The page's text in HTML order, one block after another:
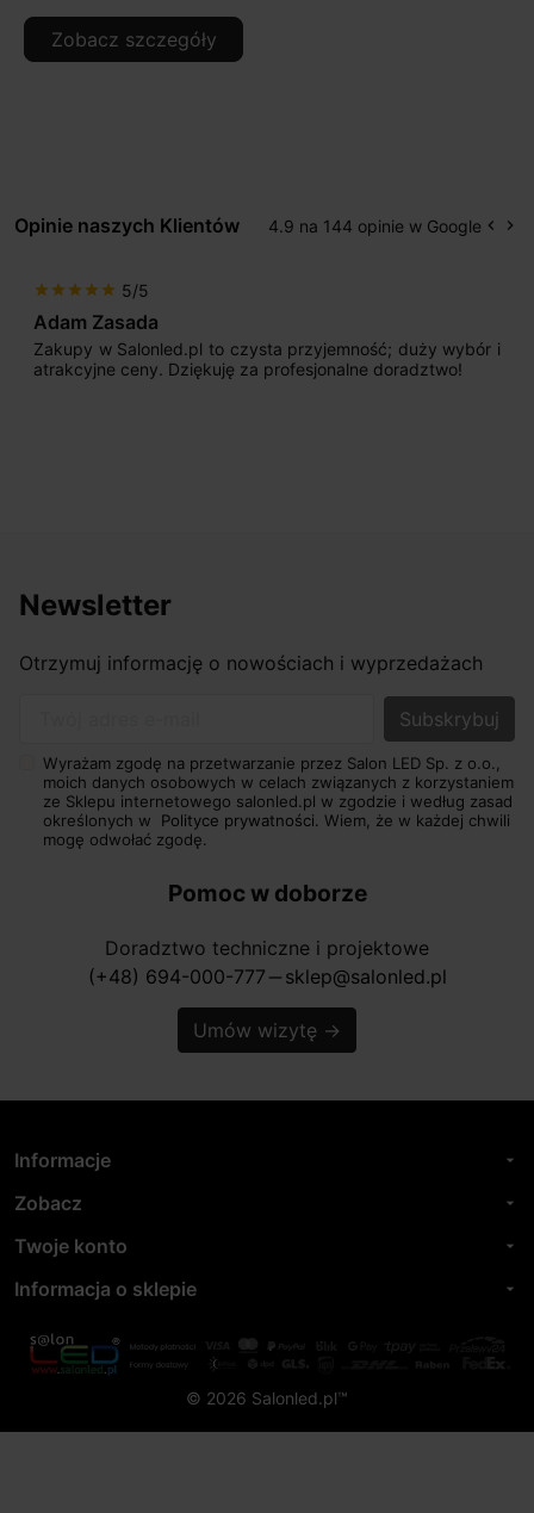
Zobacz szczegóły
Opinie naszych Klientów 4.9 na 144 opinie w Google keyboard_arrow_left keyboard_arrow_right
duży wybór i
doradztwo!
Jestem bardzo zadowolony.
początku uderzyło mnie
Newsletter
Otrzymuj informację o nowościach i wyprzedażach
Wyrażam zgodę na przetwarzanie przez Salon LED Sp. z o.o.,
moich danych osobowych w celach związanych z korzystaniem
ze Sklepu internetowego salonled.pl w zgodzie i według zasad
określonych w Polityce prywatności. Wiem, że w każdej chwili
mogę odwołać zgodę.
Pomoc w doborze
Doradztwo techniczne i projektowe
(+48) 694-000-777 horizontal_rule sklep@salonled.pl
Umów wizytę →
Informacje arrow_drop_down
Zobacz arrow_drop_down
Twoje konto arrow_drop_down
Informacja o sklepie arrow_drop_down
© 2026 Salonled.pl™